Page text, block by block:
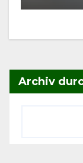
Archiv